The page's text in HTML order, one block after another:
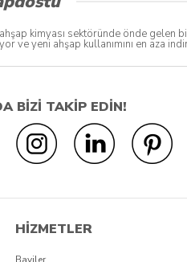
kimyası sektöründe önde gelen
yeni ahşap kullanımını en aza
BİZİ TAKİP EDİN!
HİZMETLER
Bayiler